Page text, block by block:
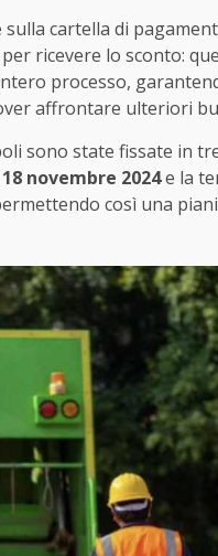
cartella di
ricevere lo sconto:
processo,
affrontare ulteriori
sono state fissate in
18 novembre 2024e la
così una